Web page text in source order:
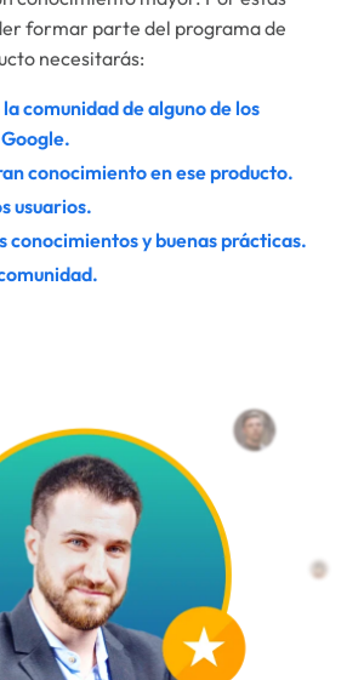
formar parte del programa de
necesitarás:
comunidad de alguno de los
conocimiento en ese producto.
usuarios.
conocimientos y buenas prácticas.